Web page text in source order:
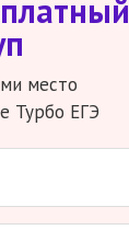
место
Турбо ЕГЭ